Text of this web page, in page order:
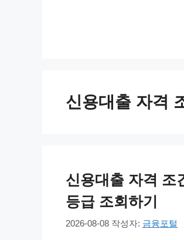
신용대출 자격
신용대출 자격 조
등급 조회하기
2026-08-08 작성자: 금융포털